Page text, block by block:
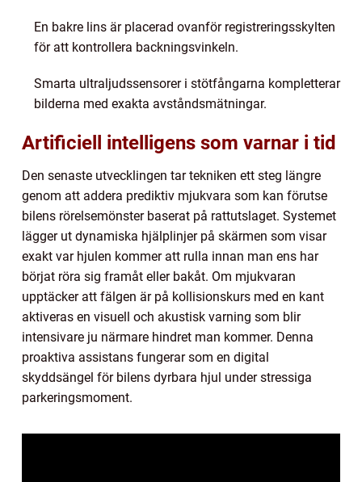
En bakre lins är placerad ovanför registreringsskylten
för att kontrollera backningsvinkeln.
Smarta ultraljudssensorer i stötfångarna kompletterar
bilderna med exakta avståndsmätningar.
Artificiell intelligens som varnar i tid
Den senaste utvecklingen tar tekniken ett steg längre
genom att addera prediktiv mjukvara som kan förutse
bilens rörelsemönster baserat på rattutslaget. Systemet
lägger ut dynamiska hjälplinjer på skärmen som visar
exakt var hjulen kommer att rulla innan man ens har
börjat röra sig framåt eller bakåt. Om mjukvaran
upptäcker att fälgen är på kollisionskurs med en kant
aktiveras en visuell och akustisk varning som blir
intensivare ju närmare hindret man kommer. Denna
proaktiva assistans fungerar som en digital
skyddsängel för bilens dyrbara hjul under stressiga
parkeringsmoment.